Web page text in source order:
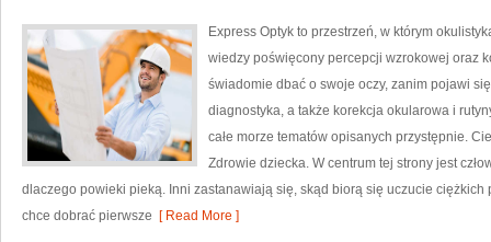
Express Optyk to przestrzeń, w którym
wiedzy poświęcony percepcji wzrokowej oraz
świadomie dbać o swoje oczy, zanim pojawi
diagnostyka, a także korekcja okularowa i
całe morze tematów opisanych przystępnie.
Zdrowie dziecka. W centrum tej strony jest
dlaczego powieki pieką. Inni zastanawiają się, skąd biorą się uczucie ciężkich
chce dobrać pierwsze [ Read More ]